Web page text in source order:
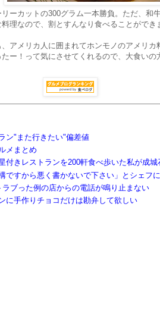
ーカットの300グラム一本勝負。ただ、和
理なので、割とすんなり食べることができ
アメリカ人に囲まれてホンモノのアメリカ
ー！って気にさせてくれるので、大食いの
ン"また行きたい"偏差値
メまとめ
付きレストランを200軒食べ歩いた私が成
ですから悪く書かないで下さい」とシェフ
ラブった例の店からの電話が鳴り止まない
に手作りチョコだけは勘弁して欲しい